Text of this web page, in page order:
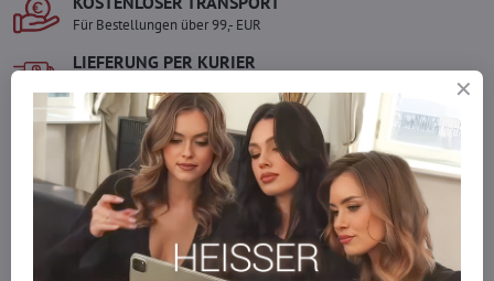
Für Bestellungen über 99,- EUR
LIEFERUNG PER KURIER
SICHERE ZAHLUNGEN
Gesicherte Online-Zahlungen
Ware auf Lager
Wir versenden sofort
Werden Sie Teil von everlady
Werden Sie Teil von everlady und genießen Sie einen5 %